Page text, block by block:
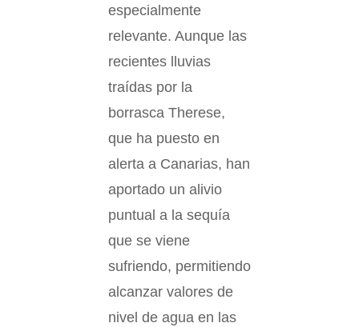
especialmente
relevante. Aunque las
recientes lluvias
traídas por la
borrasca Therese,
que ha puesto en
alerta a Canarias, han
aportado un alivio
puntual a la sequía
que se viene
sufriendo, permitiendo
alcanzar valores de
nivel de agua en las